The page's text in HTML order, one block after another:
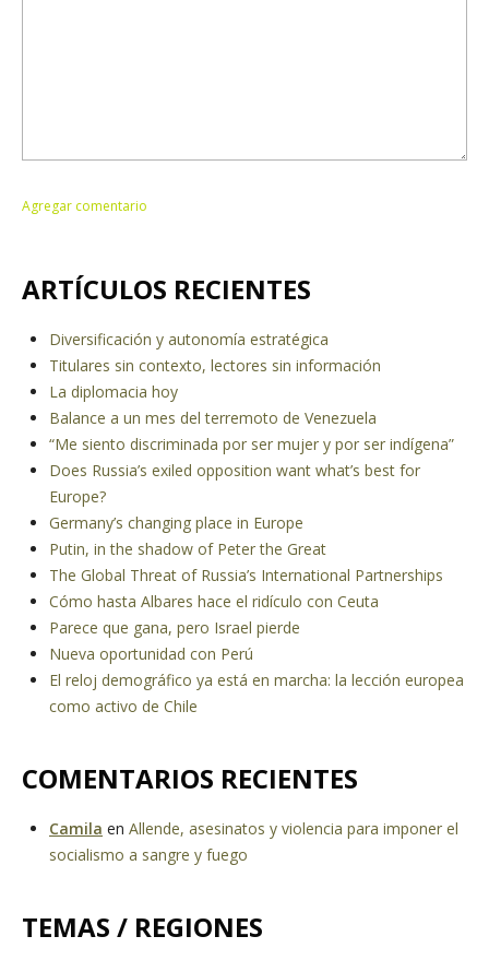
ARTÍCULOS RECIENTES
Diversificación y autonomía estratégica
Titulares sin contexto, lectores sin información
La diplomacia hoy
Balance a un mes del terremoto de Venezuela
“Me siento discriminada por ser mujer y por ser indígena”
Does Russia’s exiled opposition want what’s best for
Europe?
Germany’s changing place in Europe
Putin, in the shadow of Peter the Great
The Global Threat of Russia’s International Partnerships
Cómo hasta Albares hace el ridículo con Ceuta
Parece que gana, pero Israel pierde
Nueva oportunidad con Perú
El reloj demográfico ya está en marcha: la lección europea
como activo de Chile
COMENTARIOS RECIENTES
Camila en Allende, asesinatos y violencia para imponer el
socialismo a sangre y fuego
TEMAS / REGIONES